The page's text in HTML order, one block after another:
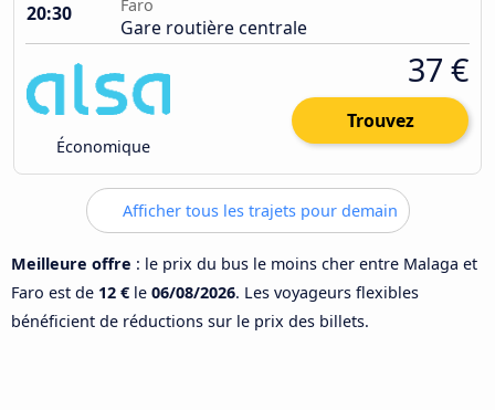
20:30
Faro
Gare routière centrale
Économique
37 €
Trouvez
Afficher tous les trajets pour demain
Meilleure offre : le prix du bus le moins cher entre Malaga et
Faro est de 12 € le 06/08/2026. Les voyageurs flexibles
bénéficient de réductions sur le prix des billets.